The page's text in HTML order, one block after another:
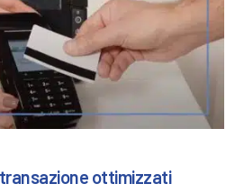
ottimizzati